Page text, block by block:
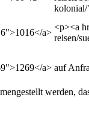
a>
<p><a
reisen/
a> auf
werden,